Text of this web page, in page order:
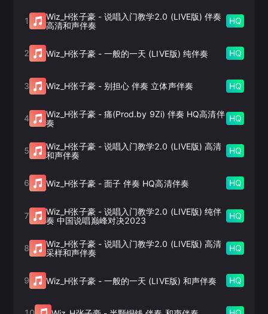
1 Wiz_H张子豪- 说唱入门教学2.0 (LIVE版) 伴奏
高清和声伴奏
HQ
2 Wiz_H张子豪- 一般的一天 (LIVE版) 纯伴奏 HQ
3 Wiz_H张子豪- 别担心 伴奏 立体声伴奏 HQ
4 Wiz_H张子豪- 痛(Prod.by 9Zi) 伴奏 HQ高清伴
奏
HQ
5 Wiz_H张子豪- 说唱入门教学2.0 (LIVE版) 高清
和声伴奏
HQ
6 Wiz_H张子豪- 面子 伴奏 HQ高清伴奏 HQ
7 Wiz_H张子豪- 说唱入门教学2.0 (LIVE版) 纯伴
奏 中国说唱巅峰对决2023
HQ
8 Wiz_H张子豪- 说唱入门教学2.0 (LIVE版) 高清
采样和声伴奏
HQ
9 Wiz_H张子豪- 一般的一天 (LIVE版) 和声伴奏 HQ